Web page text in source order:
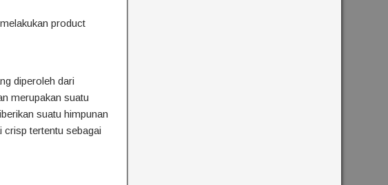
product
diperoleh dari
merupakan suatu
suatu himpunan
crisp tertentu sebagai